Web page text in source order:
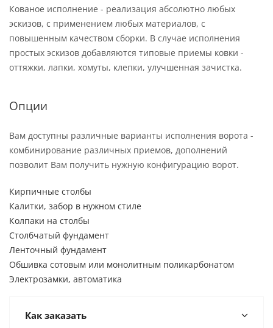
Кованое исполнение - реализация абсолютно любых
эскизов, с применением любых материалов, с
повышенным качеством сборки. В случае исполнения
простых эскизов добавляются типовые приемы ковки -
оттяжки, лапки, хомуты, клепки, улучшенная зачистка.
Опции
Вам доступны различные варианты исполнения ворота -
комбинирование различных приемов, дополнений
позволит Вам получить нужную конфигурацию ворот.
Кирпичные столбы
Калитки, забор в нужном стиле
Колпаки на столбы
Столбчатый фундамент
Ленточный фундамент
Обшивка сотовым или монолитным поликарбонатом
Электрозамки, автоматика
Как заказать